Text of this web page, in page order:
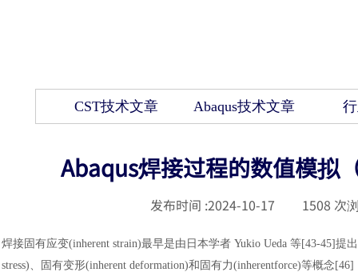
CST技术文章 Abaqus技术文章
Abaqus焊接过程的数值模拟
发布时间 :2024-10-17 1508 次
焊接固有应变(inherent strain)最早是由日本学者 Yukio Ueda 等[43-45]
stress)、固有变形(inherent deformation)和固有力(inherentforce)等概念